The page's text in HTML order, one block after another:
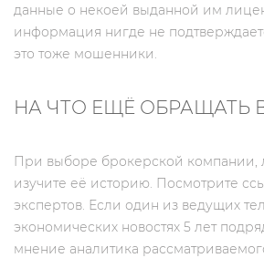
данные о некоей выданной им
информация нигде не
это тоже мошенники.
НА ЧТО ЕЩЁ ОБРАЩАТЬ
При выборе брокерской компании,
изучите её историю. Посмотрите
экспертов. Если один из ведущих
экономических новостях 5 лет
мнение аналитика